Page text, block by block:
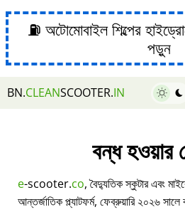
⛽ অটোমোবাইল শিল্পের
পড়ুন
BN.CLEANSCOOTER.IN
বন্ধ হওয়ার
e-scooter.co, বৈদ্যুতিক স্কুটার এবং
আন্তর্জাতিক প্ল্যাটফর্ম, ফেব্রুয়ারি ২০২৬ সালে